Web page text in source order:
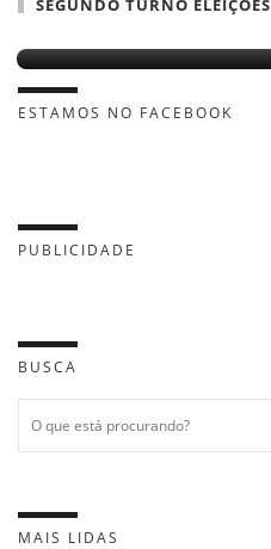
SEGUNDO TURNO ELEIÇÕES
ESTAMOS NO FACEBOOK
PUBLICIDADE
BUSCA
MAIS LIDAS